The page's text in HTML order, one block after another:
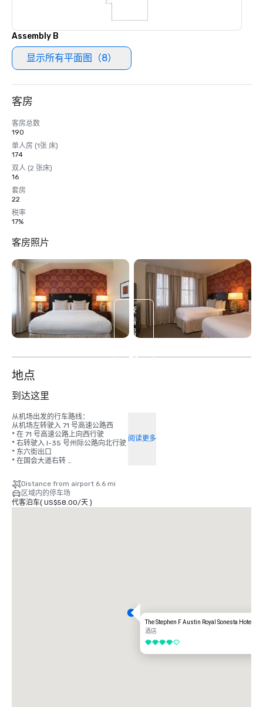
Assembly B
显示所有平面图（8）
客房
客房总数
190
单人房 (1张 床)
174
双人 (2 张床)
16
套房
22
税率
17%
客房照片
查
看
另
20
地点
到达这里
从机场出发的行车路线：
从机场左转驶入 71 号高速公路西
* 在 71 号高速公路上向西行驶
* 右转驶入 I-35 号州际公路向北行驶
* 东六街出口
* 在国会大道右转
阅读更多
Distance from airport 6.6 mi
区域内的停车场
代客泊车( US$58.00/天)
The Stephen F Austin Royal Sonesta Hotel
酒店
4/5